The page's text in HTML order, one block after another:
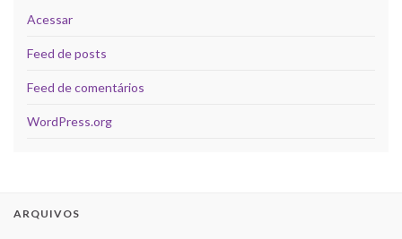
Acessar
Feed de posts
Feed de comentários
WordPress.org
ARQUIVOS